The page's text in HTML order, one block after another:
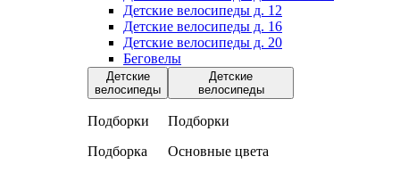
Детские велосипеды д. 12
Детские велосипеды д. 16
Детские велосипеды д. 20
Беговелы
Детские
велосипеды
Подборки
Подборка
Детские
велосипеды
Подборки
Основные цвета